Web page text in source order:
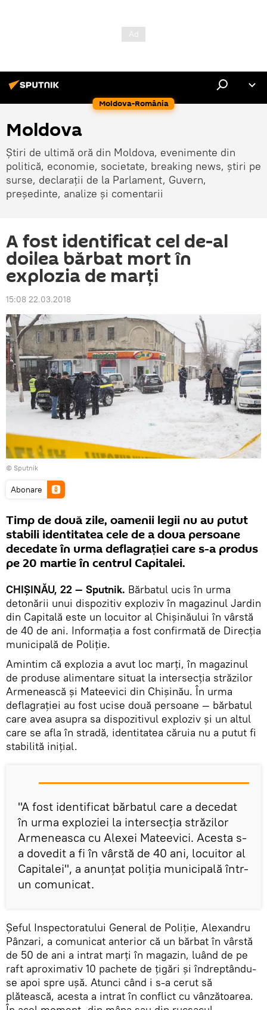
Moldova-România
Moldova
Știri de ultimă oră din Moldova, evenimente din
politică, economie, societate, breaking news, știri pe
surse, declarații de la Parlament, Guvern,
președinte, analize și comentarii
A fost identificat cel de-al
doilea bărbat mort în
explozia de marți
15:08 22.03.2018
© Sputnik
Abonare
Timp de două zile, oamenii legii nu au putut
stabili identitatea cele de a doua persoane
decedate în urma deflagrației care s-a produs
pe 20 martie în centrul Capitalei.
CHIȘINĂU, 22 — Sputnik. Bărbatul ucis în urma
detonării unui dispozitiv exploziv în magazinul Jardin
din Capitală este un locuitor al Chișinăului în vârstă
de 40 de ani. Informația a fost confirmată de Direcția
municipală de Poliție.
Amintim că explozia a avut loc marți, în magazinul
de produse alimentare situat la intersecția străzilor
Armenească și Mateevici din Chișinău. În urma
deflagrației au fost ucise două persoane — bărbatul
care avea asupra sa dispozitivul exploziv și un altul
care se afla în stradă, identitatea căruia nu a putut fi
stabilită inițial.
"A fost identificat bărbatul care a decedat
în urma exploziei la intersecția străzilor
Armeneasca cu Alexei Mateevici. Acesta s-
a dovedit a fi în vârstă de 40 ani, locuitor al
Capitalei", a anunțat poliția municipală într-
un comunicat.
Șeful Inspectoratului General de Poliție, Alexandru
Pânzari, a comunicat anterior că un bărbat în vârstă
de 50 de ani a intrat marți în magazin, luând de pe
raft aproximativ 10 pachete de țigări și îndreptându-
se apoi spre ușă. Atunci când i s-a cerut să
plătească, acesta a intrat în conflict cu vânzătoarea.